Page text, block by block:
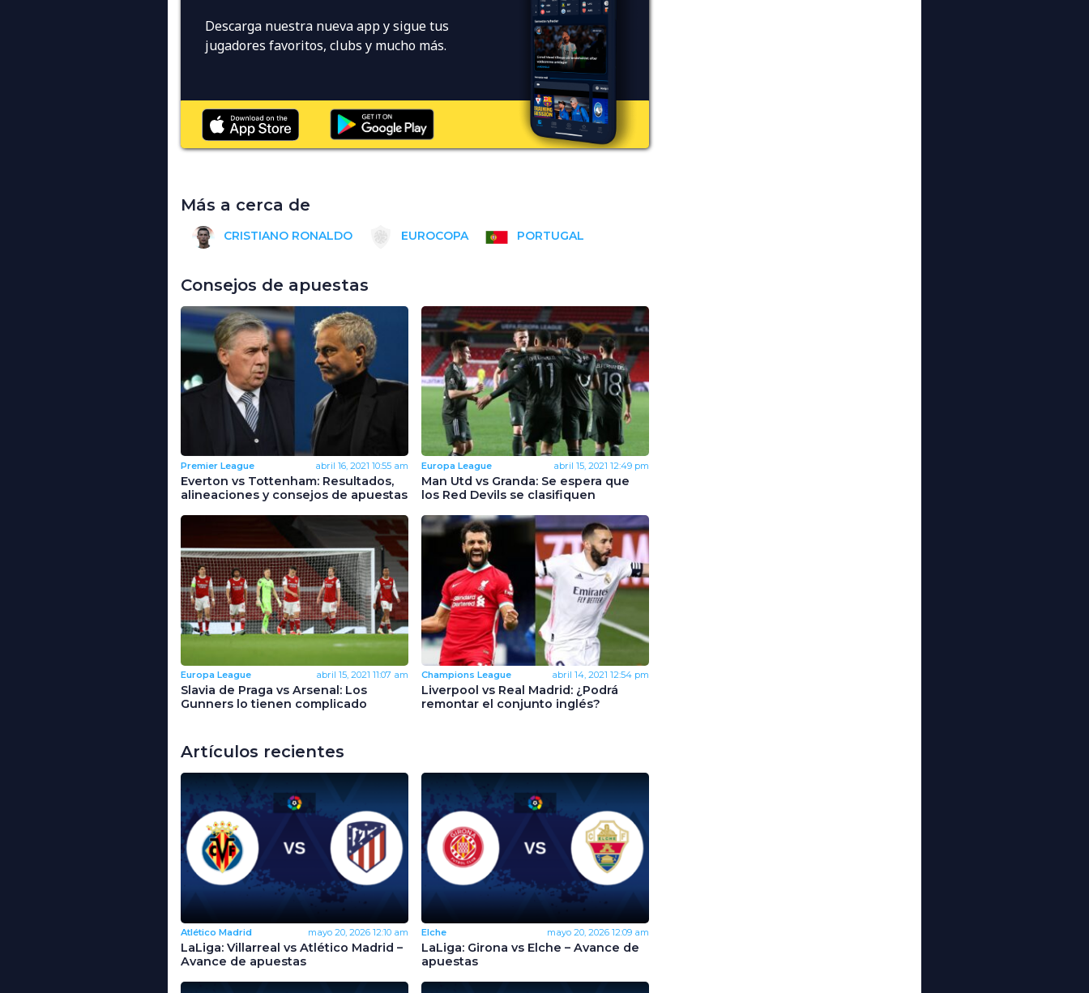
Descarga nuestra nueva app y sigue tus
jugadores favoritos, clubs y mucho más.
Más a cerca de
CRISTIANO RONALDO EUROCOPA PORTUGAL
Consejos de apuestas
Premier League abril 16, 2021 10:55 am
Everton vs Tottenham: Resultados,
alineaciones y consejos de apuestas
Europa League abril 15, 2021 12:49 pm
Man Utd vs Granda: Se espera que
los Red Devils se clasifiquen
Europa League abril 15, 2021 11:07 am
Slavia de Praga vs Arsenal: Los
Gunners lo tienen complicado
Champions League abril 14, 2021 12:54 pm
Liverpool vs Real Madrid: ¿Podrá
remontar el conjunto inglés?
Artículos recientes
Atlético Madrid mayo 20, 2026 12:10 am
LaLiga: Villarreal vs Atlético Madrid –
Avance de apuestas
Elche mayo 20, 2026 12:09 am
LaLiga: Girona vs Elche – Avance de
apuestas